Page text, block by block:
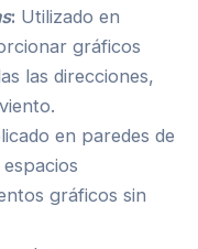
: Utilizado en
gráficos
las direcciones,
en paredes de
gráficos sin